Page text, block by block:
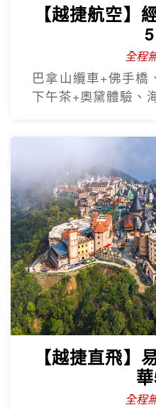
【越捷航空】
全程
巴拿山纜車+佛手橋
下午茶+奧黛體驗、
【越捷直飛】
全程